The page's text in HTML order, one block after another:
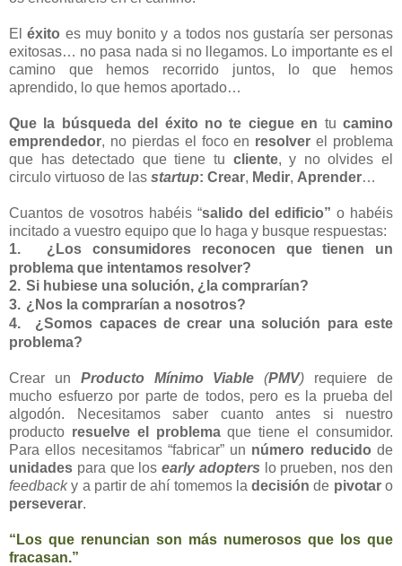
Eléxito es muy bonito y a todos nos gustaría ser personas
exitosas… no pasa nada si no llegamos. Lo importante es el
camino que hemos recorrido juntos, lo que hemos
aprendido, lo que hemos aportado…
Que la búsqueda del éxito no te ciegue en tu camino
emprendedor, no pierdas el foco en resolver el problema
que has detectado que tiene tu cliente, y no olvides el
circulo virtuoso de las startup: Crear, Medir, Aprender…
Cuantos de vosotros habéis “salido del edificio” o habéis
incitado a vuestro equipo que lo haga y busque respuestas:
1.
¿Los consumidores reconocen que tienen un
problema que intentamos resolver?
2. Si hubiese una solución, ¿la comprarían?
3. ¿Nos la comprarían a nosotros?
4.
¿Somos capaces de crear una solución para este
problema?
Crear un Producto Mínimo Viable (PMV) requiere de
mucho esfuerzo por parte de todos, pero es la prueba del
algodón. Necesitamos saber cuanto antes si nuestro
producto resuelve el problemaque tiene el consumidor.
Para ellos necesitamos “fabricar” un número reducido de
unidades para que losearly adopters lo prueben, nos den
feedbacky a partir de ahí tomemos ladecisión de pivotaro
perseverar.
“Los que renuncian son más numerosos que los que
fracasan.”